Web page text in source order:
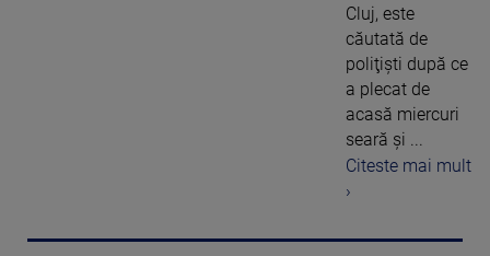
Cluj, este
căutată de
poliţişti după ce
a plecat de
acasă miercuri
seară şi ...
Citeste mai mult
›